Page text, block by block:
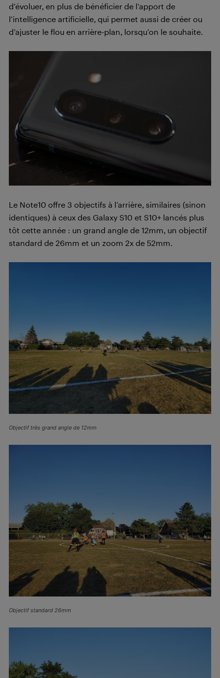
d’évoluer, en plus de bénéficier de l’apport de
l’intelligence artificielle, qui permet aussi de créer ou
d’ajuster le flou en arrière-plan, lorsqu’on le souhaite.
Le Note10 offre 3 objectifs à l’arrière, similaires (sinon
identiques) à ceux des Galaxy S10 et S10+ lancés plus
tôt cette année : un grand angle de 12mm, un objectif
standard de 26mm et un zoom 2x de 52mm.
Objectif très grand angle de 12mm
Objectif standard 26mm